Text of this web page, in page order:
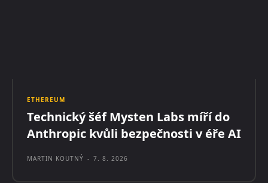
ETHEREUM
Technický šéf Mysten Labs míří do
Anthropic kvůli bezpečnosti v éře AI
MARTIN KOUTNÝ - 7. 8. 2026